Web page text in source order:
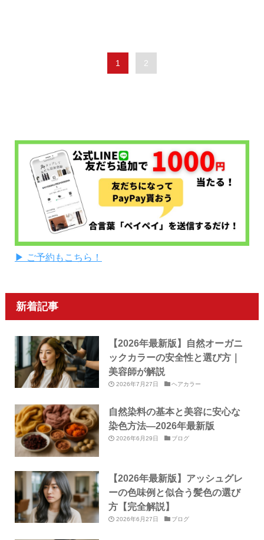
1 2
▶ ご予約もこちら！
新着記事
【2026年最新版】自然オーガニ
ックカラーの安全性と選び方｜
美容師が解説
2026年7月27日 ヘアカラー
自然染料の基本と美容に安心な
染色方法—2026年最新版
2026年6月29日 ブログ
【2026年最新版】アッシュグレ
ーの色味例と似合う髪色の選び
方【完全解説】
2026年6月27日 ブログ